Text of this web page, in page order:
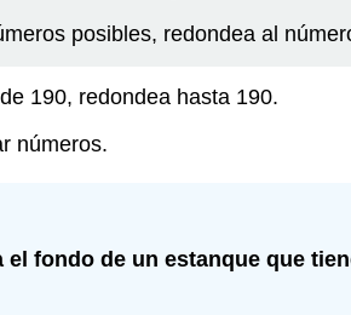
posibles, redondea al
190, redondea hasta 190.
números.
fondo de un estanque que